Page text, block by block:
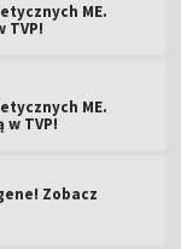
ME.
TVP!
ME.
TVP!
Zobacz